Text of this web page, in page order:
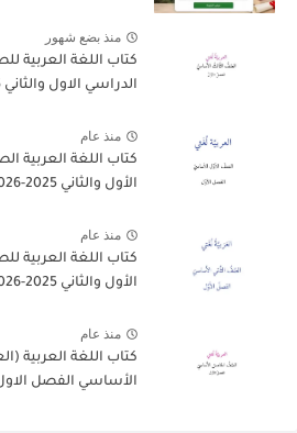
منذ بضع شهور
كتاب اللغة العربية
الدراسي الاول والثاني 2025-2026
منذ عام
كتاب اللغة العربية
الأول والثاني 2025-2026
منذ عام
كتاب اللغة العربية
الأول والثاني 2025-2026 م
منذ عام
كتاب اللغة العربية
الأساسي الفصل الاول 2025-